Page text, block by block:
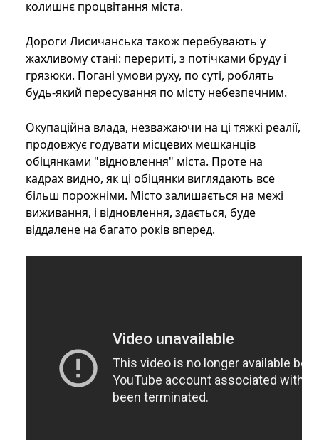
колишнє процвітання міста.
Дороги Лисичанська також перебувають у
жахливому стані: перериті, з потічками бруду і
грязюки. Погані умови руху, по суті, роблять
будь-який пересування по місту небезпечним.
Окупаційна влада, незважаючи на ці тяжкі реалії,
продовжує годувати місцевих мешканців
обіцянками "відновлення" міста. Проте на
кадрах видно, як ці обіцянки виглядають все
більш порожніми. Місто залишається на межі
виживання, і відновлення, здається, буде
віддалене на багато років вперед.